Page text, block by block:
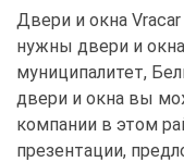
Двери и окна
нужны двери и
муниципалитет,
двери и окна вы
компании в этом
презентации,